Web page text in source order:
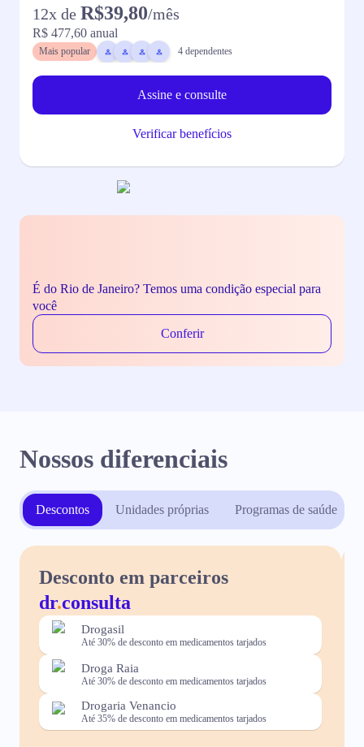
12x de R$39,80/mês
R$ 477,60 anual
Mais popular 4 dependentes
Assine e consulte
Verificar benefícios
É do Rio de Janeiro? Temos uma condição especial para
você
Conferir
Nossos diferenciais
Descontos Unidades próprias Programas de saúde
Desconto em parceiros
dr.consulta
Drogasil
Até 30% de desconto em medicamentos tarjados
Droga Raia
Até 30% de desconto em medicamentos tarjados
Drogaria Venancio
Até 35% de desconto em medicamentos tarjados